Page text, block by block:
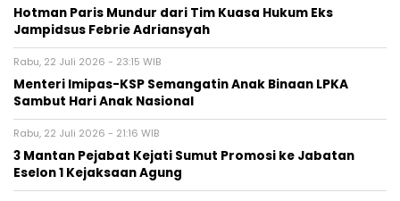
Hotman Paris Mundur dari Tim Kuasa Hukum Eks
Jampidsus Febrie Adriansyah
Rabu, 22 Juli 2026 - 23:15 WIB
Menteri Imipas-KSP Semangatin Anak Binaan LPKA
Sambut Hari Anak Nasional
Rabu, 22 Juli 2026 - 21:16 WIB
3 Mantan Pejabat Kejati Sumut Promosi ke Jabatan
Eselon 1 Kejaksaan Agung